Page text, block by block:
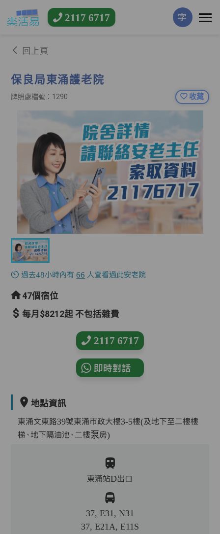
2117 6717 字
回上頁
保良局東涌護老院
牌照處檔號：1290 收藏
過去48小時內有66 人查看過此安老院
47個宿位
每月$8212起 不包括雜費
2117 6717
即時對話
地點資訊
東涌文東路39號東涌市政大樓3-5樓(及地下至二樓樓
梯、地下隔油池、二樓泵房)
東涌站D出口
37, E31, N31
37, E21A, E11S